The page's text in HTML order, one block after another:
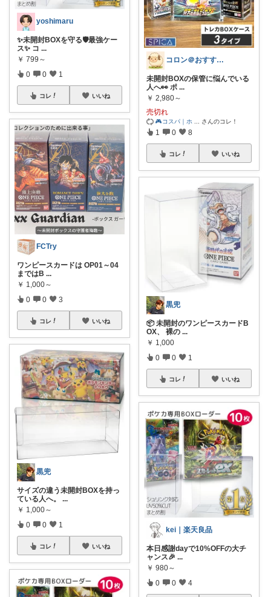
yoshimaru
✨未開封BOXを守る🛡️最強ケー
ス✨ コ ...
￥ 799～
0 0 1
コレ いいね
FCTry
ワンピースカードは OP01～04
まではB ...
￥ 1,000～
0 0 3
コレ いいね
黒兜
サイズの違う未開封BOXを持っ
ている人へ。
...
￥ 1,000～
0 0 1
コレ いいね
コロン＠おすすめ商品ピックアップ
未開封BOXの保管に悩んでいる
人へ👀 ポ ...
￥ 2,980～
売切れ
🎮コスパ｜ホ さんのコレ！
1 0 8
コレ いいね
黒兜
📦 未開封のワンピースカードB
OX、 裸の ...
￥ 1,000
0 0 1
コレ いいね
kei｜楽天良品
本日感謝dayで10%OFFの大チ
ャンス🎉 ...
￥ 980～
0 0 4